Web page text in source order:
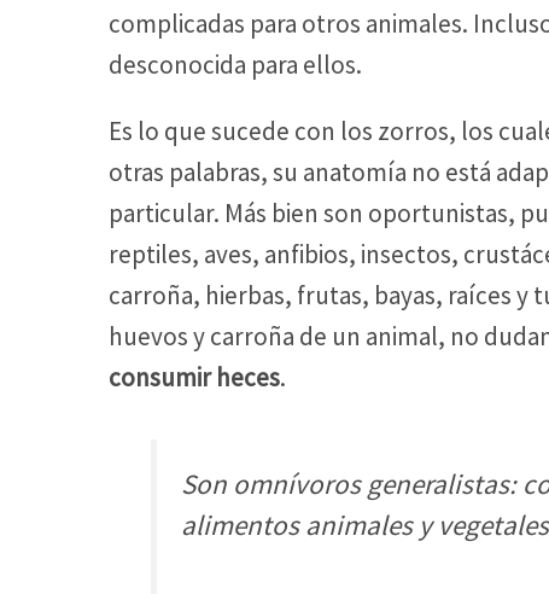
complicadas para otros animales.
desconocida para ellos.
Es lo que sucede con los zorros, los
otras palabras, su anatomía no está
particular. Más bien son oportunistas,
reptiles, aves, anfibios, insectos,
carroña, hierbas, frutas, bayas, raíces
huevos y carroña de un animal, no
consumir heces.
Son omnívoros generalistas:
alimentos animales y